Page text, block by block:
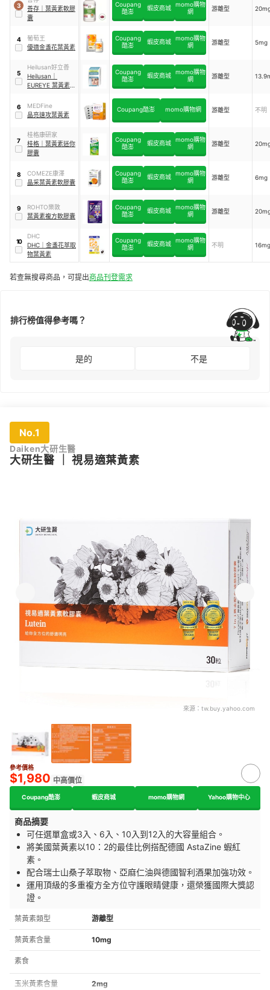
3
善存
葉黃素軟膠
囊
Coupang
酷澎
蝦皮商城 momo購物
網
游離型
4
葡萄王
優適金盞花葉黃素
Coupang
酷澎
蝦皮商城 momo購物
網
游離型 5mg
5
Heilusan好立善
Heilusan
EUREYE 葉黃素複
Coupang
酷澎
蝦皮商城 momo購物
網
游離型
6
MEDFine
晶亮速攻葉黃素
Coupang酷澎 momo購物網 游離型 不明
7
桂格康研家
桂格
葉黃素迷你
膠囊
Coupang
酷澎
蝦皮商城 momo購物
網
游離型
8
COMEZE康澤
晶采葉黃素軟膠囊
Coupang
酷澎
蝦皮商城 momo購物
網
游離型 6mg
9
ROHTO樂敦
葉黃素複方軟膠囊
Coupang
酷澎
蝦皮商城 momo購物
網
游離型
10
DHC
DHC
金盞花萃取
物葉黃素
Coupang
酷澎
蝦皮商城 momo購物
網
不明 16mg
若查無搜尋商品，可提出商品刊登需求
排行榜值得參考嗎？
是的 不是
No.1
Daiken大研生醫
大研生醫 ｜視易適葉黃素
來源： tw.buy.yahoo.com
參考價格
$1,980 中高價位
Coupang酷澎 蝦皮商城 momo購物網 Yahoo購物中心
商品摘要
可任選單盒或3入、6入、10入到12入的大容量組合。
將美國葉黃素以10：2的最佳比例搭配德國 AstaZine 蝦紅
素。
配合瑞士山桑子萃取物、亞麻仁油與德國智利酒果加強功效。
運用頂級的多重複方全方位守護眼睛健康，還榮獲國際大獎認
證。
葉黃素類型 游離型
葉黃素含量 10mg
素食
玉米黃素含量 2mg